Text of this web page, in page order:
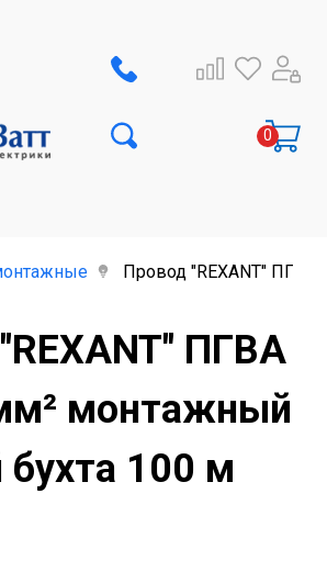
Провод "REXANT"
ПГВА
монтажный
100 м